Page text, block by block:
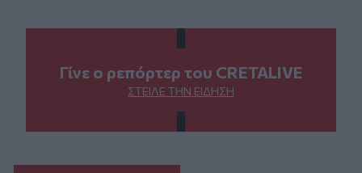
Γίνε ο ρεπόρτερ του CRETALIVE
ΣΤΕΊΛΕ ΤΗΝ ΕΊΔΗΣΗ